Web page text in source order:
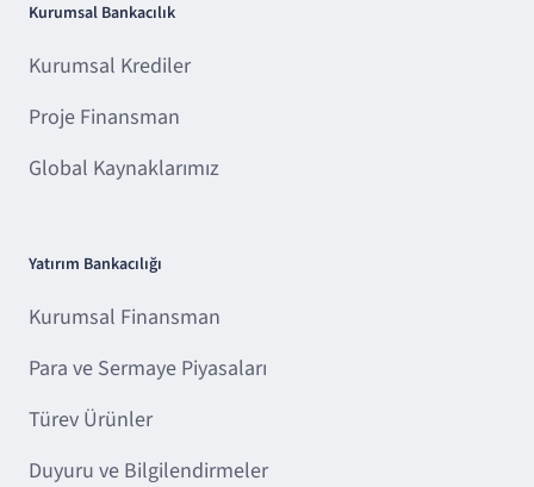
Kurumsal Bankacılık
Kurumsal Krediler
Proje Finansman
Global Kaynaklarımız
Yatırım Bankacılığı
Kurumsal Finansman
Para ve Sermaye Piyasaları
Türev Ürünler
Duyuru ve Bilgilendirmeler